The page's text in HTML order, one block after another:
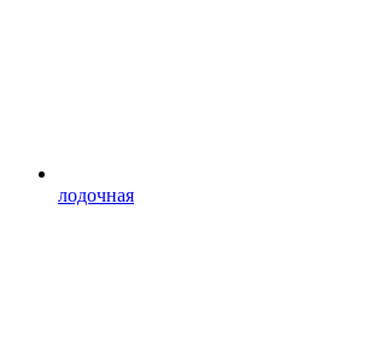
лодочная